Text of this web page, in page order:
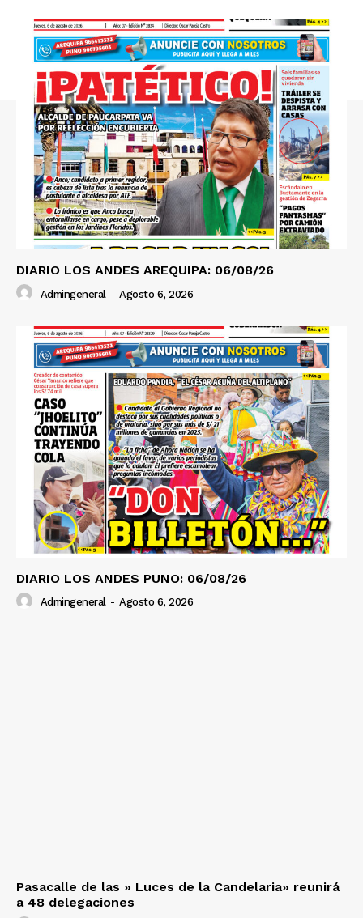
SUSCRIBETE
Diario los Andes
Nosotros
Contacto
Prensa
DIARIO LOS ANDES AREQUIPA: 06/08/26
Admingeneral - Agosto 6, 2026
DIARIO LOS ANDES PUNO: 06/08/26
Admingeneral - Agosto 6, 2026
Pasacalle de las » Luces de la Candelaria» reunirá
a 48 delegaciones